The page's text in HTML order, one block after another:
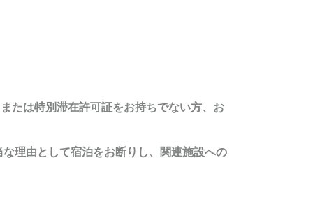
たは特別滞在許可証をお持ちでない方、お
理由として宿泊をお断りし、関連施設への